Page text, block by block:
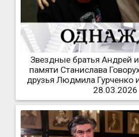
Звездные братья Андрей
памяти Станислава
друзья Людмила Гурченко
28.03.2026